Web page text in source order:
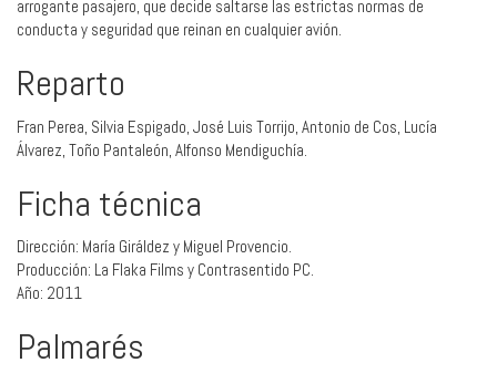
arrogante pasajero, que decide saltarse las estrictas normas de
conducta y seguridad que reinan en cualquier avión.
Reparto
Fran Perea, Silvia Espigado, José Luis Torrijo, Antonio de Cos, Lucía
Álvarez, Toño Pantaleón, Alfonso Mendiguchía.
Ficha técnica
Dirección: María Giráldez y Miguel Provencio.
Producción: La Flaka Films y Contrasentido PC.
Año: 2011
Palmarés